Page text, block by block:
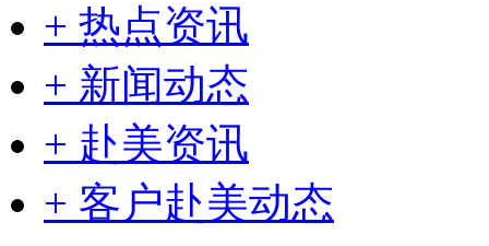
+ 热点资讯
+ 新闻动态
+ 赴美资讯
+ 客户赴美动态